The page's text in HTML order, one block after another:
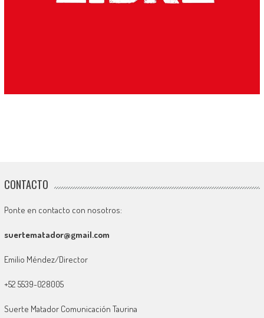
CONTACTO
Ponte en contacto con nosotros:
suertematador@gmail.com
Emilio Méndez/Director
+52 5539-028005
Suerte Matador Comunicación Taurina